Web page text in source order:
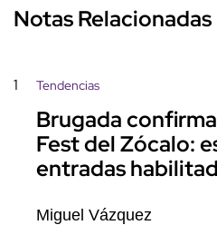
Notas Relacionadas
1 Tendencias
Brugada
Fest del Zócalo:
entradas
Miguel Vázquez